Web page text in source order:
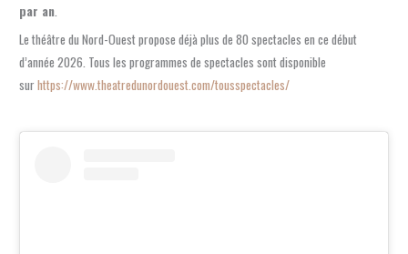
par an
Le théâtre du Nord-Ouest propose déjà plus de 80 spectacles en ce début
d’année 2026. Tous les programmes de spectacles sont disponible
surhttps://www.theatredunordouest.com/tousspectacles/